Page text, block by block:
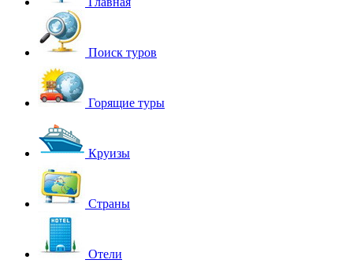
Поиск туров
Горящие туры
Круизы
Страны
Отели